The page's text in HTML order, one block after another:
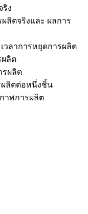
ริง
ผลิตจริงและ ผลการ
วลาการหยุดการผลิต
ผลิต
รผลิต
ผลิตต่อหนึ่งชิ้น
าพการผลิต